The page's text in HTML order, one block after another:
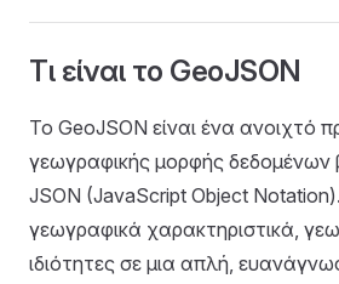
Τι είναι το GeoJSON
Το GeoJSON είναι ένα ανοιχτό
γεωγραφικής μορφής δεδομένων
JSON (JavaScript Object
γεωγραφικά χαρακτηριστικά,
ιδιότητες σε μια απλή,